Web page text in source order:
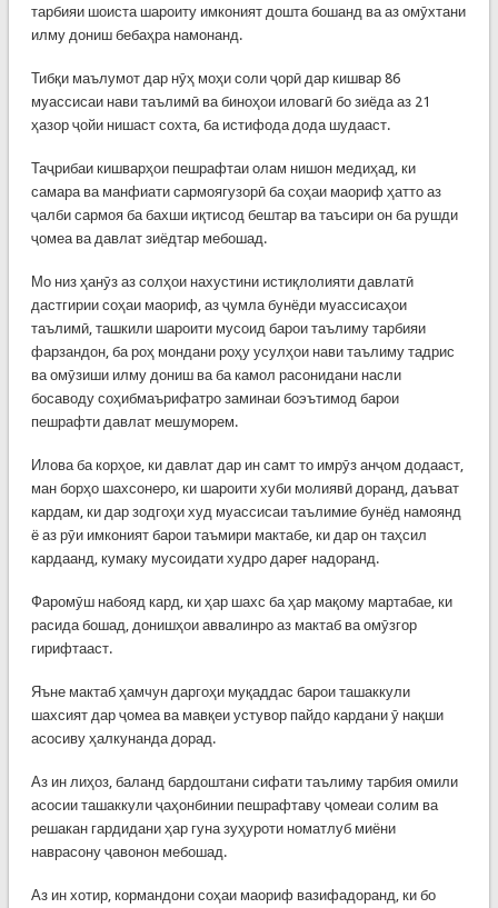
тарбияи шоиста шароиту имконият дошта бошанд ва аз омӯхтани
илму дониш бебаҳра намонанд.
Тибқи маълумот дар нӯҳ моҳи соли ҷорӣ дар кишвар 86
муассисаи нави таълимӣ ва биноҳои иловагӣ бо зиёда аз 21
ҳазор ҷойи нишаст сохта, ба истифода дода шудааст.
Таҷрибаи кишварҳои пешрафтаи олам нишон медиҳад, ки
самара ва манфиати сармоягузорӣ ба соҳаи маориф ҳатто аз
ҷалби сармоя ба бахши иқтисод бештар ва таъсири он ба рушди
ҷомеа ва давлат зиёдтар мебошад.
Мо низ ҳанӯз аз солҳои нахустини истиқлолияти давлатӣ
дастгирии соҳаи маориф, аз ҷумла бунёди муассисаҳои
таълимӣ, ташкили шароити мусоид барои таълиму тарбияи
фарзандон, ба роҳ мондани роҳу усулҳои нави таълиму тадрис
ва омӯзиши илму дониш ва ба камол расонидани насли
босаводу соҳибмаърифатро заминаи боэътимод барои
пешрафти давлат мешуморем.
Илова ба корҳое, ки давлат дар ин самт то имрӯз анҷом додааст,
ман борҳо шахсонеро, ки шароити хуби молиявӣ доранд, даъват
кардам, ки дар зодгоҳи худ муассисаи таълимие бунёд намоянд
ё аз рӯи имконият барои таъмири мактабе, ки дар он таҳсил
кардаанд, кумаку мусоидати худро дареғ надоранд.
Фаромӯш набояд кард, ки ҳар шахс ба ҳар мақому мартабае, ки
расида бошад, донишҳои аввалинро аз мактаб ва омӯзгор
гирифтааст.
Яъне мактаб ҳамчун даргоҳи муқаддас барои ташаккули
шахсият дар ҷомеа ва мавқеи устувор пайдо кардани ӯ нақши
асосиву ҳалкунанда дорад.
Аз ин лиҳоз, баланд бардоштани сифати таълиму тарбия омили
асосии ташаккули ҷаҳонбинии пешрафтаву ҷомеаи солим ва
решакан гардидани ҳар гуна зуҳуроти номатлуб миёни
наврасону ҷавонон мебошад.
Аз ин хотир, кормандони соҳаи маориф вазифадоранд, ки бо